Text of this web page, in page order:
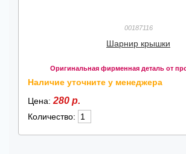
00187116
Шарнир крышки
Оригинальная фирменная деталь от
Наличие уточните у менеджера
Цена: 280 р.
Количество: